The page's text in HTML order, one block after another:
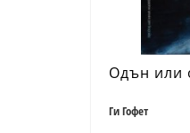
Одън или
Ги Гофет